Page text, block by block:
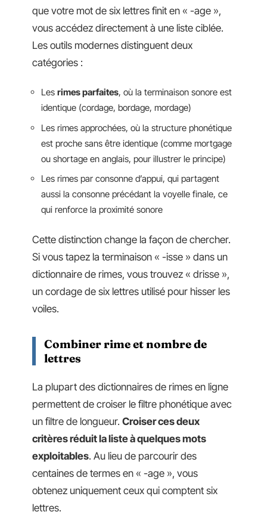
que votre mot de six lettres finit en « -age »,
vous accédez directement à une liste ciblée.
Les outils modernes distinguent deux
catégories :
Les rimes parfaites, où la terminaison sonore est
identique (cordage, bordage, mordage)
Les rimes approchées, où la structure phonétique
est proche sans être identique (comme mortgage
ou shortage en anglais, pour illustrer le principe)
Les rimes par consonne d’appui, qui partagent
aussi la consonne précédant la voyelle finale, ce
qui renforce la proximité sonore
Cette distinction change la façon de chercher.
Si vous tapez la terminaison « -isse » dans un
dictionnaire de rimes, vous trouvez « drisse »,
un cordage de six lettres utilisé pour hisser les
voiles.
Combiner rime et nombre de
lettres
La plupart des dictionnaires de rimes en ligne
permettent de croiser le filtre phonétique avec
un filtre de longueur. Croiser ces deux
critères réduit la liste à quelques mots
exploitables. Au lieu de parcourir des
centaines de termes en « -age », vous
obtenez uniquement ceux qui comptent six
lettres.